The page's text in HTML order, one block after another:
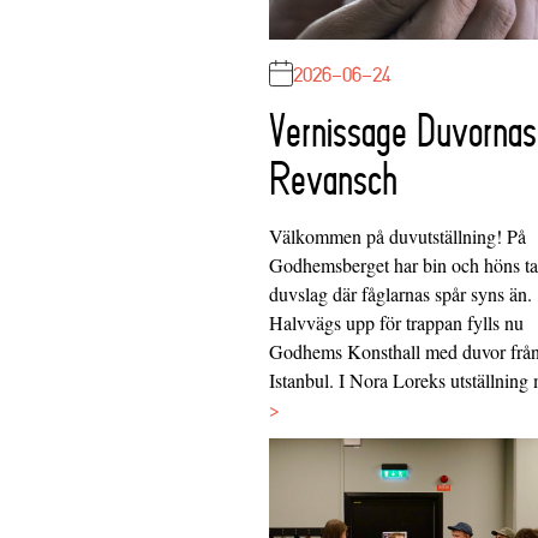
2026-06-24
Vernissage Duvornas
Revansch
Välkommen på duvutställning! På
Godhemsberget har bin och höns
duvslag där fåglarnas spår syns än.
Halvvägs upp för trappan fylls nu
Godhems Konsthall med duvor
Istanbul. I Nora Loreks
>